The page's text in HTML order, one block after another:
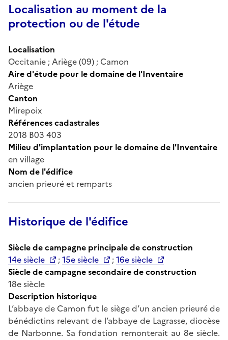
Localisation au moment de la
protection ou de l'étude
Localisation
Occitanie ; Ariège (09) ; Camon
Aire d'étude pour le domaine de l'Inventaire
Ariège
Canton
Mirepoix
Références cadastrales
2018 B03 403
Milieu d'implantation pour le domaine de l'Inventaire
en village
Nom de l'édifice
ancien prieuré et remparts
Historique de l'édifice
Siècle de campagne principale de construction
14e siècle
;15e siècle ;16e siècle
Siècle de campagne secondaire de construction
18e siècle
Description historique
L’abbaye de Camon fut le siège d’un ancien prieuré de
bénédictins relevant de l’abbaye de Lagrasse, diocèse
de Narbonne. Sa fondation remonterait au 8e siècle.